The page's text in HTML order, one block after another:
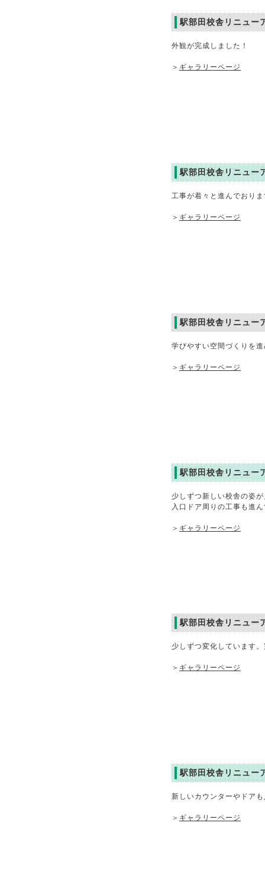
駅部田校舎リニュー
外観が完成しました！
＞ ギャラリーページ
駅部田校舎リニュー
工事が着々と進んでおり
＞ ギャラリーページ
駅部田校舎リニュー
学びやすい空間づくりを
＞ ギャラリーページ
駅部田校舎リニュー
少しずつ新しい校舎の姿
入口ドア周りの工事も進
＞ ギャラリーページ
駅部田校舎リニュー
少しずつ変化しています
＞ ギャラリーページ
駅部田校舎リニュー
新しいカウンターやドア
＞ ギャラリーページ